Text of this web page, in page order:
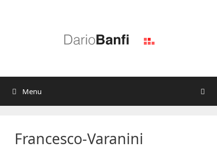
Menu
Francesco-Varanini